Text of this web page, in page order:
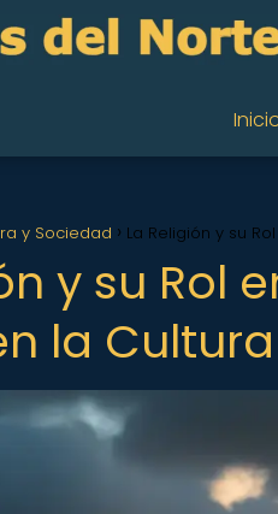
y Sociedad La Religión y su
y su Rol
la